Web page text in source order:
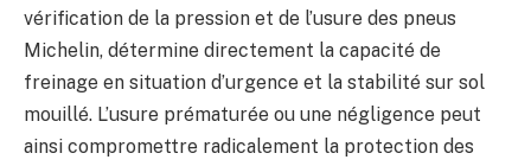
vérification de la pression et de l’usure des pneus
Michelin, détermine directement la capacité de
freinage en situation d’urgence et la stabilité sur sol
mouillé. L’usure prématurée ou une négligence peut
ainsi compromettre radicalement la protection des